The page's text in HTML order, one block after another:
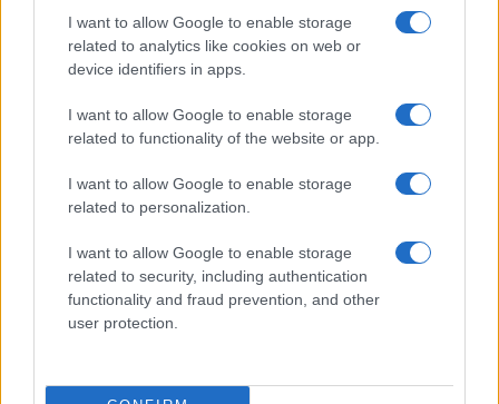
I want to allow Google to enable storage
related to analytics like cookies on web or
device identifiers in apps.
I want to allow Google to enable storage
related to functionality of the website or app.
I want to allow Google to enable storage
related to personalization.
I want to allow Google to enable storage
related to security, including authentication
functionality and fraud prevention, and other
user protection.
iPhone 18 bemutató dátum - ekkor
rántja le a leplet az Apple az új
2026.06.29| Phone Arena
A szeptemberi eseményen az iPhone 18 Pro modellek
mellett a régóta pletykált hajlítható iPhone Ultra is
bemutatkozhat, miközben az áremelésekről szóló
találgatások továbbra is beárnyékolják a rajtot.
Az Android rejtett automatizmusai: hat
funkció, amely észrevétlenül könnyíti
meg a mindennapokat
Android már évek óta olyan intelligens funkciókat kínál,